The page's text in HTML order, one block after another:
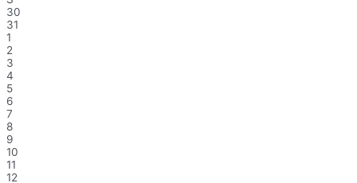
30
31
1
2
3
4
5
6
7
8
9
10
11
12